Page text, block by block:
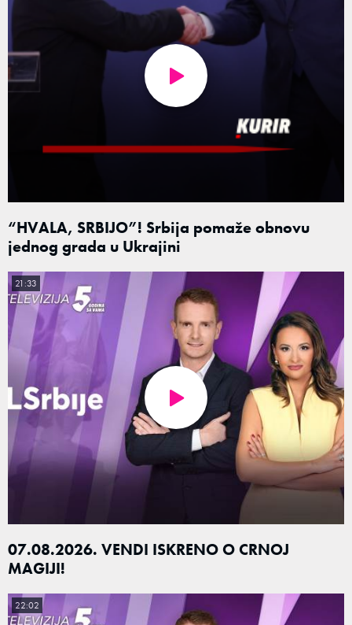
“HVALA, SRBIJO”! Srbija pomaže obnovu
jednog grada u Ukrajini
07.08.2026. VENDI ISKRENO O CRNOJ
MAGIJI!
21:33
22:02